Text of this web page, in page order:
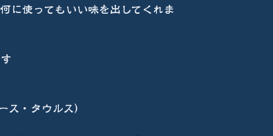
に使ってもいい味を出してくれま
タウルス）